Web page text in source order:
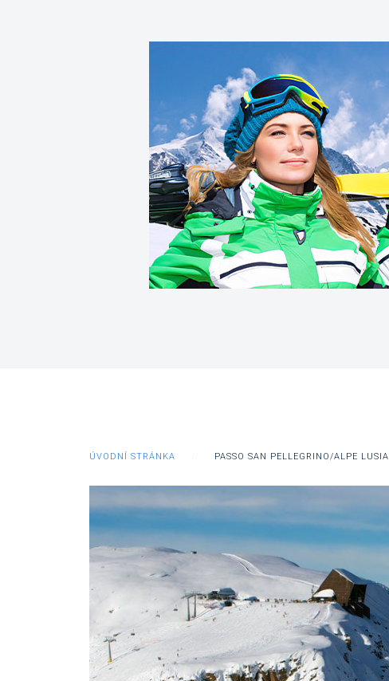
ÚVODNÍ STRÁNKA PASSO SAN PELLEGRINO/ALPE LUSIA